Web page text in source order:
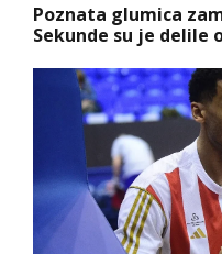
Poznata glumica
Sekunde su je delile